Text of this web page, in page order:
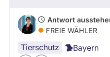
Antwort
FREIE WÄHLER
Tierschutz Bayern